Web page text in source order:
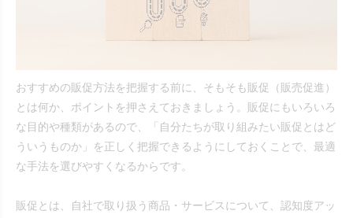
おすすめの販促方法を把握する前に、そもそも販促（販売促進）
とは何か、ポイントを押さえておきましょう。販促にもいろいろ
な目的や種類があるので、「自分たちが取り組みたい販促とはど
ういうものか」を正しく把握できるようにしておくことで、最適
な手法を選びやすくなるからです。
販促とは、自社で取り扱う商品・サービスについて、認知度アッ